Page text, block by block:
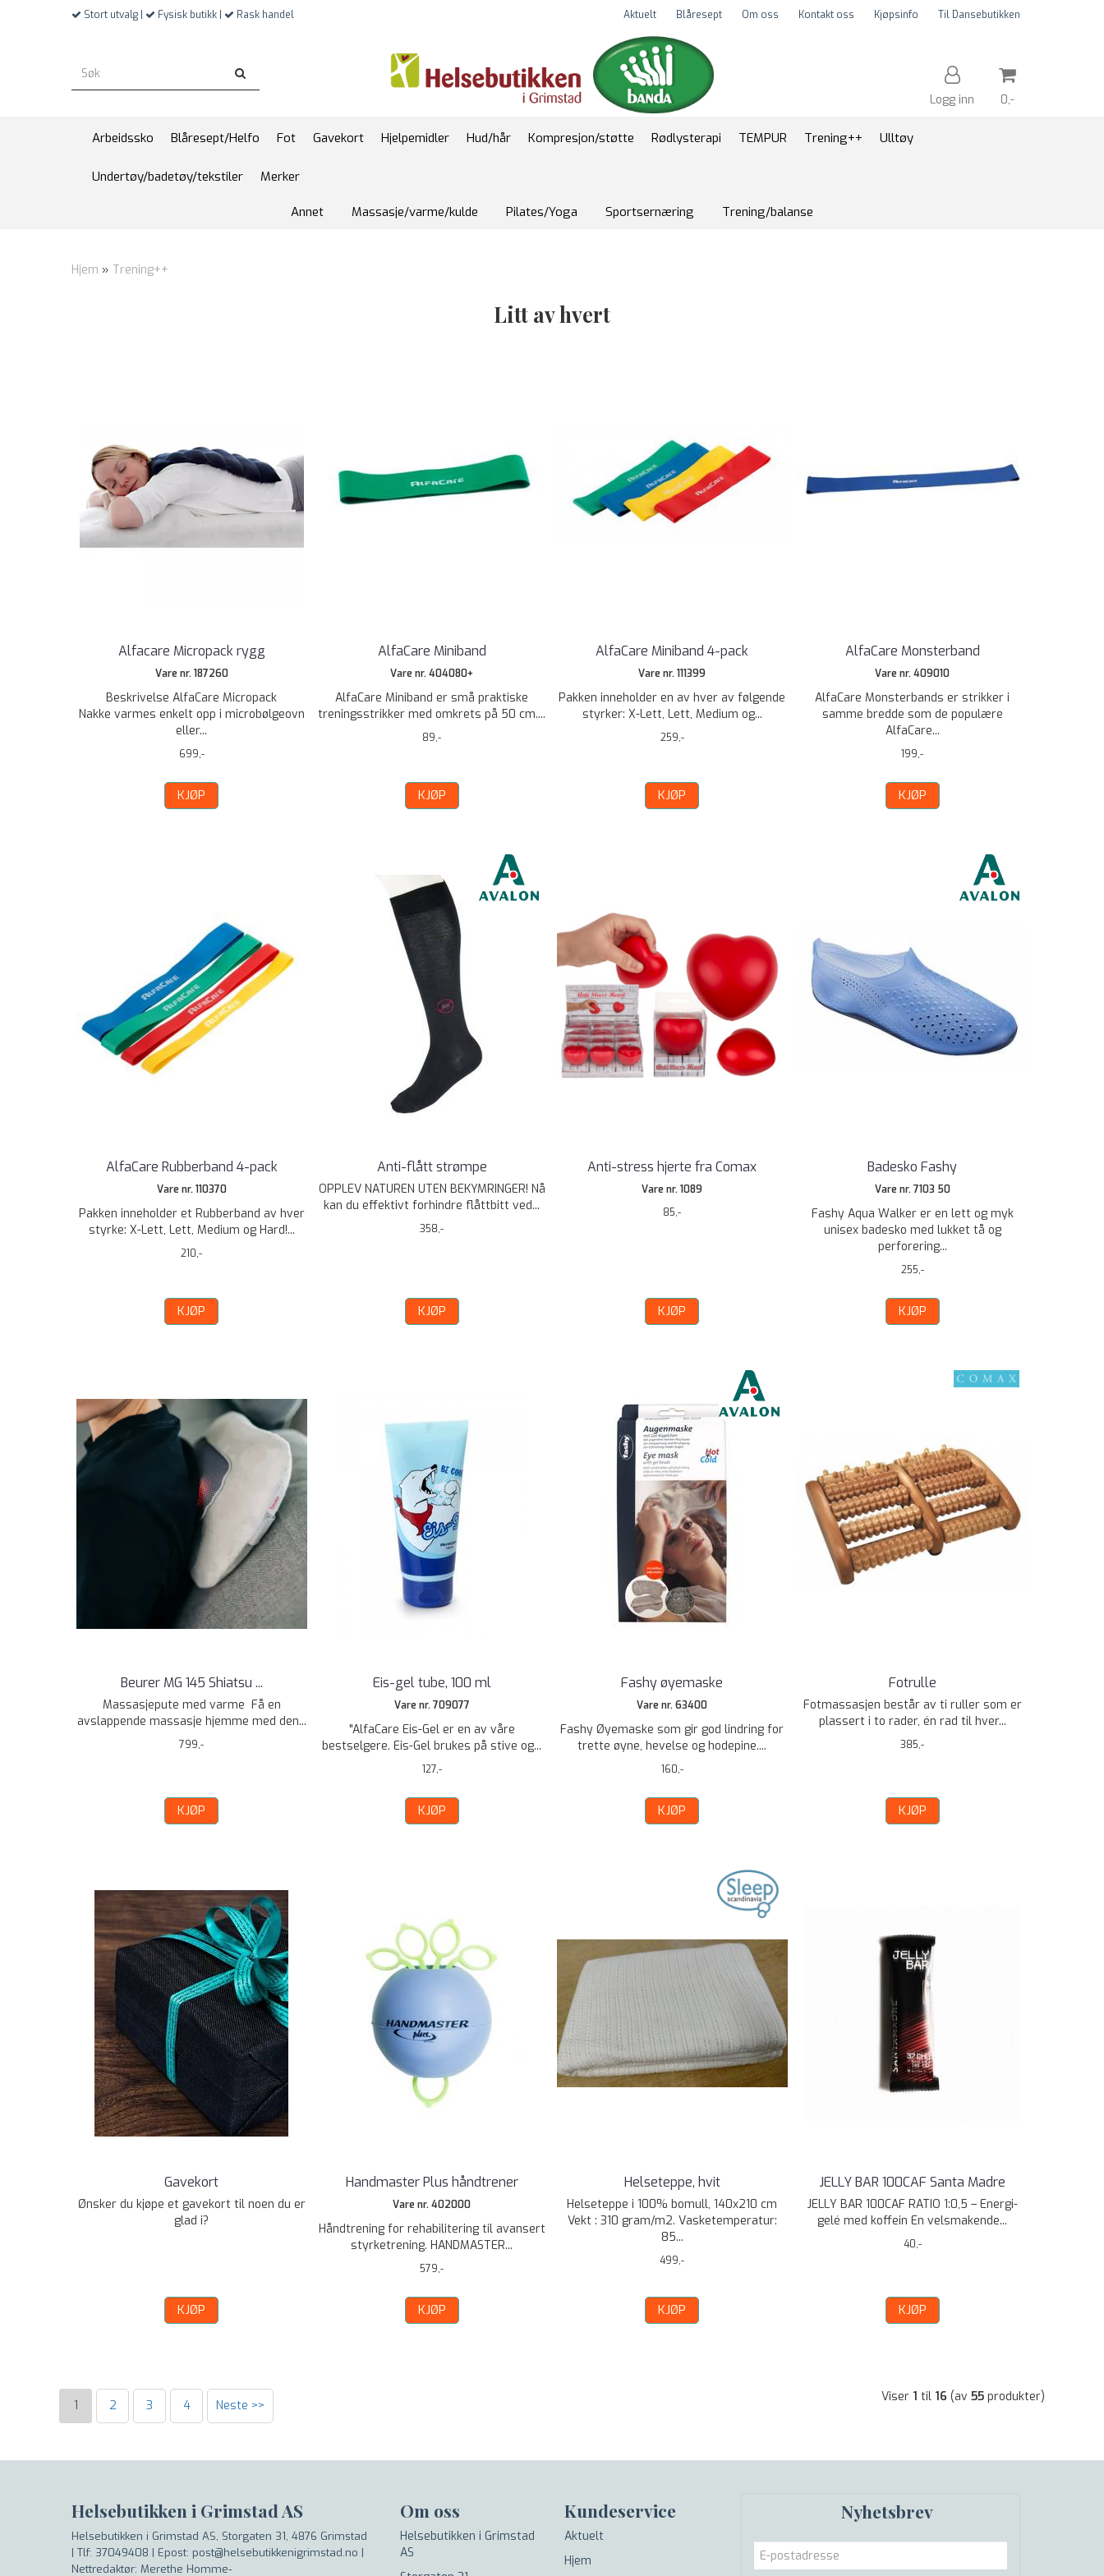
Stort utvalg | Fysisk butikk | Rask handel Aktuelt Blåresept Om oss Kontakt oss Kjøpsinfo Til Dansebutikken
Logg inn 0,-
Arbeidssko Blåresept/Helfo Fot Gavekort Hjelpemidler Hud/hår Kompresjon/støtte Rødlysterapi TEMPUR Trening++ Ulltøy
Undertøy/badetøy/tekstiler Merker
Annet Massasje/varme/kulde Pilates/Yoga Sportsernæring Trening/balanse
Hjem » Trening++
Litt av hvert
Alfacare Micropack rygg
Vare nr. 187260
Beskrivelse AlfaCare Micropack
Nakke varmes enkelt opp i microbølgeovn
eller...
699,-
KJØP
AlfaCare Miniband
Vare nr. 404080+
AlfaCare Miniband er små praktiske
treningsstrikker med omkrets på 50 cm....
89,-
KJØP
AlfaCare Miniband 4-pack
Vare nr. 111399
Pakken inneholder en av hver av følgende
styrker: X-Lett, Lett, Medium og...
259,-
KJØP
AlfaCare Monsterband
Vare nr. 409010
AlfaCare Monsterbands er strikker i
samme bredde som de populære
AlfaCare...
199,-
KJØP
AlfaCare Rubberband 4-pack
Vare nr. 110370
Pakken inneholder et Rubberband av hver
styrke: X-Lett, Lett, Medium og Hard!...
210,-
KJØP
Anti-flått strømpe
OPPLEV NATUREN UTEN BEKYMRINGER! Nå
kan du effektivt forhindre flåttbitt ved...
358,-
KJØP
Anti-stress hjerte fra Comax
Vare nr. 1089
85,-
KJØP
Badesko Fashy
Vare nr. 7103 50
Fashy Aqua Walker er en lett og myk
unisex badesko med lukket tå og
perforering...
255,-
KJØP
Beurer MG 145 Shiatsu ...
Massasjepute med varme Få en
avslappende massasje hjemme med den...
799,-
KJØP
Eis-gel tube, 100 ml
Vare nr. 709077
"AlfaCare Eis-Gel er en av våre
bestselgere. Eis-Gel brukes på stive og...
127,-
KJØP
Fashy øyemaske
Vare nr. 63400
Fashy Øyemaske som gir god lindring for
trette øyne, hevelse og hodepine....
160,-
KJØP
Fotrulle
Fotmassasjen består av ti ruller som er
plassert i to rader, én rad til hver...
385,-
KJØP
Gavekort
Ønsker du kjøpe et gavekort til noen du er
glad i?
KJØP
Handmaster Plus håndtrener
Vare nr. 402000
Håndtrening for rehabilitering til avansert
styrketrening. HANDMASTER...
579,-
KJØP
Helseteppe, hvit
Helseteppe i 100% bomull, 140x210 cm
Vekt : 310 gram/m2. Vasketemperatur:
85...
499,-
KJØP
JELLY BAR 100CAF Santa Madre
JELLY BAR 100CAF RATIO 1:0,5 – Energi-
gelé med koffein En velsmakende...
40,-
KJØP
1 2 3 4 Neste >>
Viser 1 til 16 (av 55 produkter)
Helsebutikken i Grimstad AS
Helsebutikken i Grimstad AS, Storgaten 31, 4876 Grimstad
| Tlf: 37049408 | Epost: post@helsebutikkenigrimstad.no |
Nettredaktør: Merethe Homme-
Om oss
Helsebutikken i Grimstad
AS
Kundeservice
Aktuelt
Hjem
Nyhetsbrev